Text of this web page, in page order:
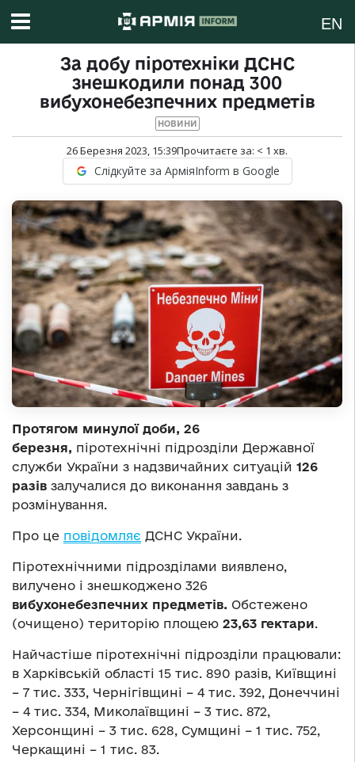
EN
За добу піротехніки ДСНС
знешкодили понад 300
вибухонебезпечних предметів
НОВИНИ
26 Березня 2023, 15:39Прочитаєте за: < 1 хв.
Слідкуйте за АрміяInform в Google
Протягом минулої доби, 26
березня, піротехнічні підрозділи Державної
служби України з надзвичайних ситуацій 126
разів залучалися до виконання завдань з
розмінування.
Про це повідомляє ДСНС України.
Піротехнічними підрозділами виявлено,
вилучено і знешкоджено 326
вибухонебезпечних предметів. Обстежено
(очищено) територію площею 23,63 гектари.
Найчастіше піротехнічні підрозділи працювали:
в Харківській області 15 тис. 890 разів, Київщині
– 7 тис. 333, Чернігівщині – 4 тис. 392, Донеччині
– 4 тис. 334, Миколаївщині – 3 тис. 872,
Херсонщині – 3 тис. 628, Сумщині – 1 тис. 752,
Черкащині – 1 тис. 83.